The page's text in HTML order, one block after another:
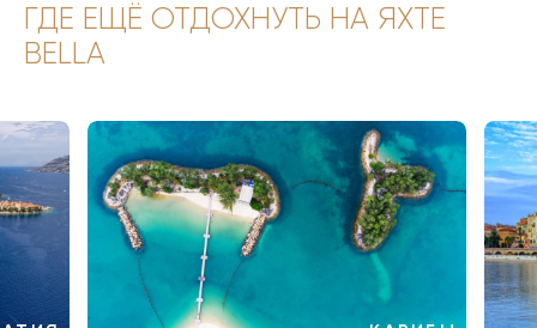
ГДЕ ЕЩЁ ОТДОХНУТЬ НА ЯХТЕ
BELLA